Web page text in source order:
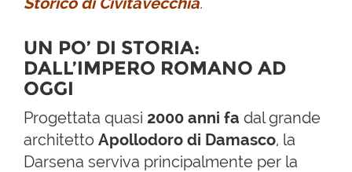
UN PO’ DI STORIA:
DALL’IMPERO ROMANO AD
OGGI
Progettata quasi 2000 anni fa dal grande
architetto Apollodoro di Damasco, la
Darsena serviva principalmente per la